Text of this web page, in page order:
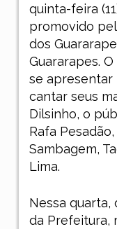
quinta-feira
promovido
dos
Guararapes.
se apresentar
cantar seus
Dilsinho, o
Rafa
Sambagem,
Lima.
Nessa quarta,
da Prefeitura,